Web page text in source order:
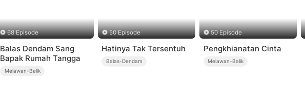
68 Episode
Balas Dendam Sang
Bapak Rumah Tangga
Melawan-Balik
50 Episode
Hatinya Tak Tersentuh
Balas-Dendam
50 Episode
Pengkhianatan Cinta
Melawan-Balik